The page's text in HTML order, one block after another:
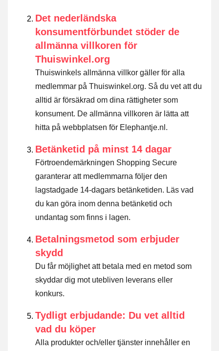
Det nederländska
konsumentförbundet stöder de
allmänna villkoren för
Thuiswinkel.org
Thuiswinkels allmänna villkor gäller för alla
medlemmar på Thuiswinkel.org. Så du vet att du
alltid är försäkrad om dina rättigheter som
konsument. De allmänna villkoren är lätta att
hitta på webbplatsen för Elephantje.nl.
Betänketid på minst 14 dagar
Förtroendemärkningen Shopping Secure
garanterar att medlemmarna följer den
lagstadgade 14-dagars betänketiden. Läs vad
du kan göra inom denna betänketid och
undantag som finns i lagen.
Betalningsmetod som erbjuder
skydd
Du får möjlighet att betala med en metod som
skyddar dig mot utebliven leverans eller
konkurs.
Tydligt erbjudande: Du vet alltid
vad du köper
Alla produkter och/eller tjänster innehåller en